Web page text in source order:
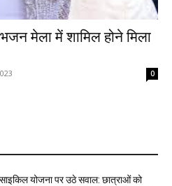
मेला में शामिल होने मिला
0
योजना पर उठे सवाल: छात्राओं को